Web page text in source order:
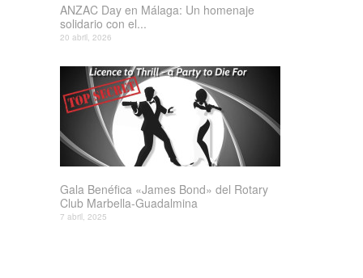
ANZAC Day en Málaga: Un homenaje
solidario con el...
20 abril, 2026
Gala Benéfica «James Bond» del Rotary
Club Marbella-Guadalmina
7 abril, 2025